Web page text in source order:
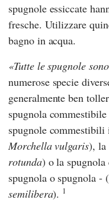
spugnole essiccate
fresche. Utilizzare
bagno in acqua.
Tutte le spugnole
numerose specie
generalmente ben
spugnola
spugnole
Morchella vulgaris), la
rotunda) o la spugnola
spugnola o spugnola - (
semilibera). 1